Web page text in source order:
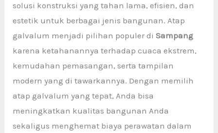
solusi konstruksi yang tahan lama, efisien, dan
estetik untuk berbagai jenis bangunan. Atap
galvalum menjadi pilihan populer diSampang
karena ketahanannya terhadap cuaca ekstrem,
kemudahan pemasangan, serta tampilan
modern yang di tawarkannya. Dengan memilih
atap galvalum yang tepat, Anda bisa
meningkatkan kualitas bangunan Anda
sekaligus menghemat biaya perawatan dalam